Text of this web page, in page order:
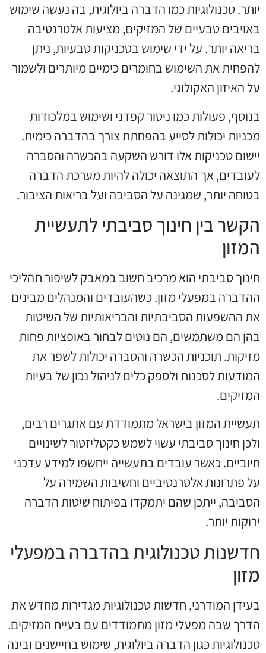
יותר. טכנולוגיות כמו הדברה ביולוגית, בה נעשה שימוש
באויבים טבעיים של המזיקים, מציעות אלטרנטיבה
בריאה יותר. על ידי שימוש בטכניקות טבעיות, ניתן
להפחית את השימוש בחומרים כימיים מיותרים ולשמור
על האיזון האקולוגי.
בנוסף, פעולות כמו ניטור קפדני ושימוש במלכודות
מכניות יכולות לסייע בהפחתת צורך בהדברה כימית.
יישום טכניקות אלו דורש השקעה בהכשרה והסברה
לעובדים, אך התוצאה יכולה להיות מערכת הדברה
בטוחה יותר, שמגינה על הסביבה ועל בריאות הציבור.
הקשר בין חינוך סביבתי לתעשיית
המזון
חינוך סביבתי הוא מרכיב חשוב במאבק לשיפור תהליכי
ההדברה במפעלי מזון. כשהעובדים והמנהלים מבינים
את ההשפעות הסביבתיות והבריאותיות של השיטות
בהן הם משתמשים, הם נוטים לבחור באופציות פחות
מזיקות. תוכניות הכשרה והסברה יכולות לשפר את
המודעות לסכנות ולספק כלים לניהול נכון של בעיות
המזיקים.
תעשיית המזון בישראל מתמודדת עם אתגרים רבים,
ולכן חינוך סביבתי עשוי לשמש כקטליזטור לשינויים
חיוביים. כאשר עובדים בתעשייה ייחשפו למידע עדכני
על פתרונות אלטרנטיביים וחשיבות השמירה על
הסביבה, ייתכן שהם יתמקדו בפיתוח שיטות הדברה
ירוקות יותר.
חדשנות טכנולוגית בהדברה במפעלי
מזון
בעידן המודרני, חדשות טכנולוגיות מגדירות מחדש את
הדרך שבה מפעלי מזון מתמודדים עם בעיית המזיקים.
טכנולוגיות כגון הדברה ביולוגית, שימוש בחיישנים ובינה